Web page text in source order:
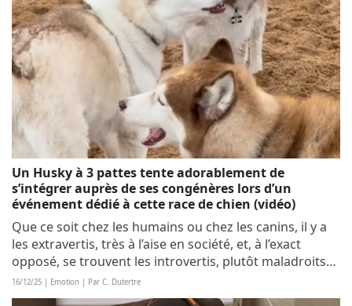
Un Husky à 3 pattes tente adorablement de
s’intégrer auprès de ses congénères lors d’un
événement dédié à cette race de chien (vidéo)
Que ce soit chez les humains ou chez les canins, il y a
les extravertis, très à l’aise en société, et, à l’exact
opposé, se trouvent les introvertis, plutôt maladroits
socialement. DJ, le Husky, fait partie de cette seconde
catégorie. Aussi, pour...
16/12/25 | Emotion | Par C. Dutertre